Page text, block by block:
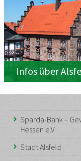
Infos über
Sparda-Bank –
Hessen e.V
Stadt Alsfeld